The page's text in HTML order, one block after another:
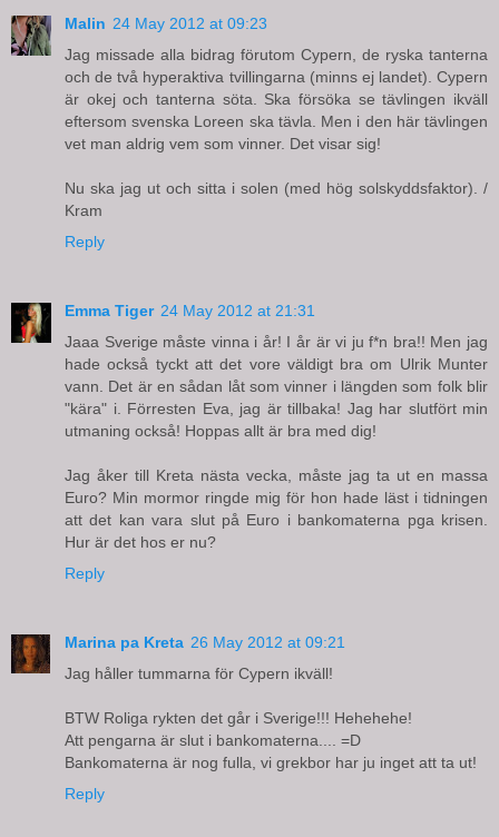
Malin 24 May 2012 at 09:23
Jag missade alla bidrag förutom Cypern, de ryska tanterna
och de två hyperaktiva tvillingarna (minns ej landet). Cypern
är okej och tanterna söta. Ska försöka se tävlingen ikväll
eftersom svenska Loreen ska tävla. Men i den här tävlingen
vet man aldrig vem som vinner. Det visar sig!
Nu ska jag ut och sitta i solen (med hög solskyddsfaktor). /
Kram
Reply
Emma Tiger 24 May 2012 at 21:31
Jaaa Sverige måste vinna i år! I år är vi ju f*n bra!! Men jag
hade också tyckt att det vore väldigt bra om Ulrik Munter
vann. Det är en sådan låt som vinner i längden som folk blir
"kära" i. Förresten Eva, jag är tillbaka! Jag har slutfört min
utmaning också! Hoppas allt är bra med dig!
Jag åker till Kreta nästa vecka, måste jag ta ut en massa
Euro? Min mormor ringde mig för hon hade läst i tidningen
att det kan vara slut på Euro i bankomaterna pga krisen.
Hur är det hos er nu?
Reply
Marina pa Kreta 26 May 2012 at 09:21
Jag håller tummarna för Cypern ikväll!
BTW Roliga rykten det går i Sverige!!! Hehehehe!
Att pengarna är slut i bankomaterna.... =D
Bankomaterna är nog fulla, vi grekbor har ju inget att ta ut!
Reply